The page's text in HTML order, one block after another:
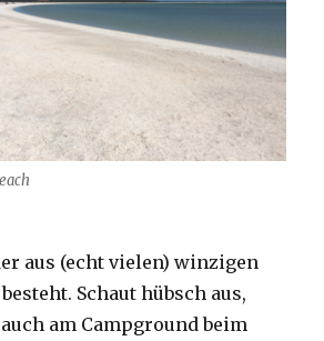
aus (echt vielen) winzigen
Schaut hübsch aus,
am Campground beim